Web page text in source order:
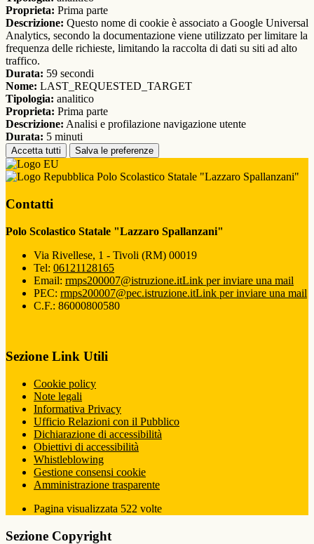
Proprieta: Prima parte
Descrizione: Questo nome di cookie è associato a Google Universal
Analytics, secondo la documentazione viene utilizzato per limitare la
frequenza delle richieste, limitando la raccolta di dati su siti ad alto
traffico.
Durata: 59 secondi
Nome: LAST_REQUESTED_TARGET
Tipologia: analitico
Proprieta: Prima parte
Descrizione: Analisi e profilazione navigazione utente
Durata: 5 minuti
Accetta tutti Salva le preferenze
Polo Scolastico Statale "Lazzaro Spallanzani"
Contatti
Polo Scolastico Statale "Lazzaro Spallanzani"
Via Rivellese, 1 - Tivoli (RM) 00019
Tel: 06121128165
Email: rmps200007@istruzione.itLink per inviare una mail
PEC: rmps200007@pec.istruzione.itLink per inviare una mail
C.F.: 86000800580
Sezione Link Utili
Cookie policy
Note legali
Informativa Privacy
Ufficio Relazioni con il Pubblico
Dichiarazione di accessibilità
Obiettivi di accessibilità
Whistleblowing
Gestione consensi cookie
Amministrazione trasparente
Pagina visualizzata 522 volte
Sezione Copyright